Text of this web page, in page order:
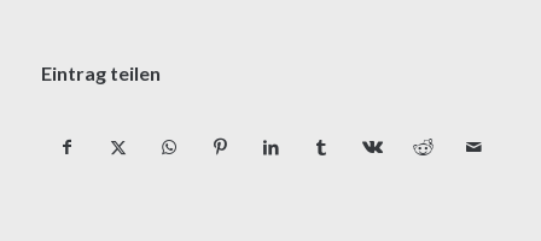
Eintrag teilen